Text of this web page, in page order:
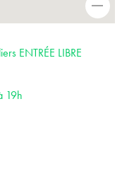
ENTRÉE LIBRE
19h